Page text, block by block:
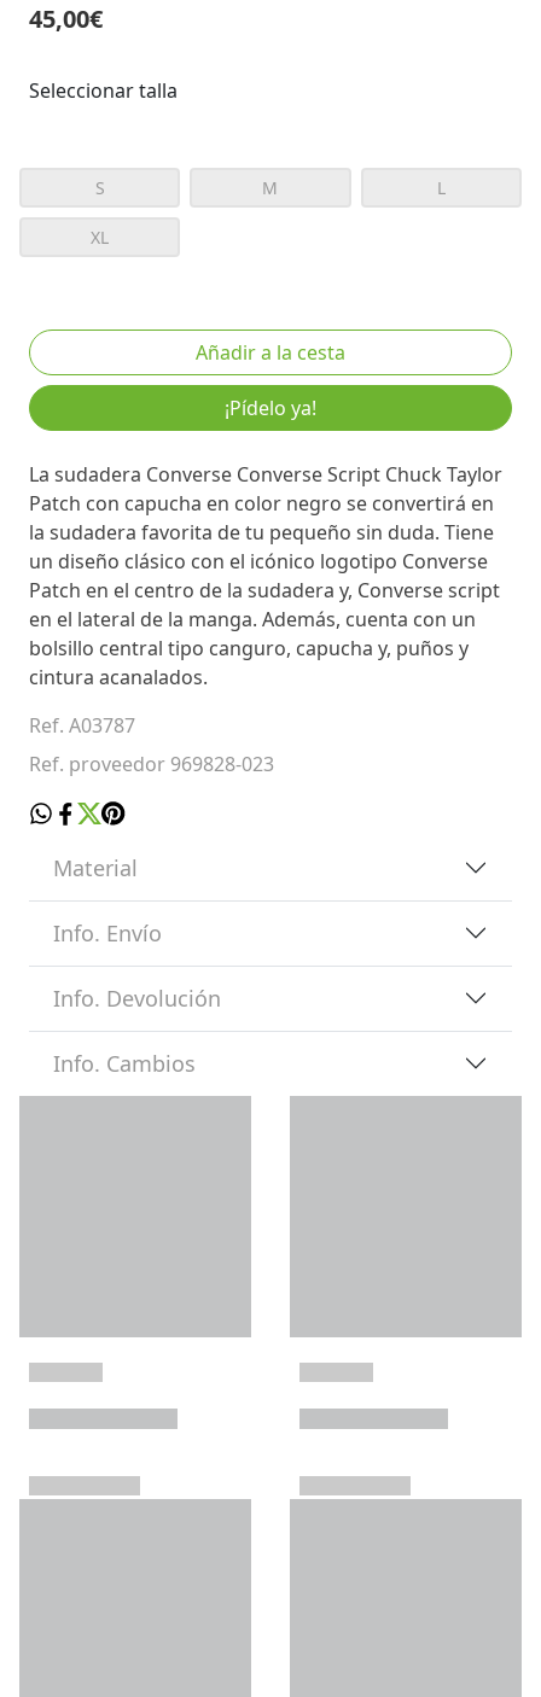
45,00€
Seleccionar talla
S M L
XL
¡Pídelo ya!
La sudadera Converse Converse Script Chuck Taylor
Patch con capucha en color negro se convertirá en
la sudadera favorita de tu pequeño sin duda. Tiene
un diseño clásico con el icónico logotipo Converse
Patch en el centro de la sudadera y, Converse script
en el lateral de la manga. Además, cuenta con un
bolsillo central tipo canguro, capucha y, puños y
cintura acanalados.
Ref. A03787
Ref. proveedor 969828-023
Material
Info. Envío
Info. Devolución
Info. Cambios